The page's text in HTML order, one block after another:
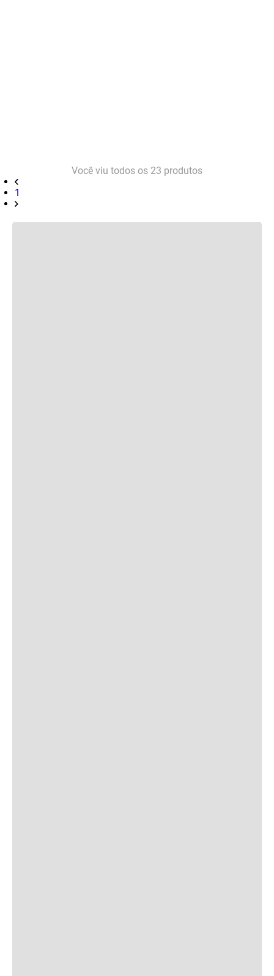
Você viu todos os 23 produtos
1